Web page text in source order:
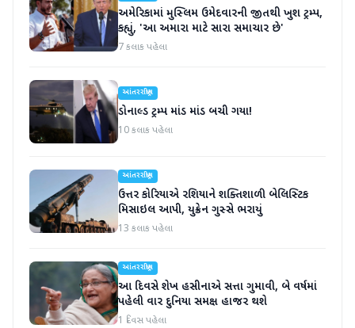
અમેરિકામાં મુસ્લિમ ઉમેદવારની જીતથી ખુશ ટ્રમ્પ,
કહ્યું, 'આ અમારા માટે સારા સમાચાર છે'
7 કલાક પહેલા
આંતરરાષ્ટ્રીય
ડોનાલ્ડ ટ્રમ્પ માંડ માંડ બચી ગયા!
10 કલાક પહેલા
આંતરરાષ્ટ્રીય
ઉત્તર કોરિયાએ રશિયાને શક્તિશાળી બેલિસ્ટિક
મિસાઇલ આપી, યુક્રેન ગુસ્સે ભરાયું
13 કલાક પહેલા
આંતરરાષ્ટ્રીય
આ દિવસે શેખ હસીનાએ સત્તા ગુમાવી, બે વર્ષમાં
પહેલી વાર દુનિયા સમક્ષ હાજર થશે
1 દિવસ પહેલા